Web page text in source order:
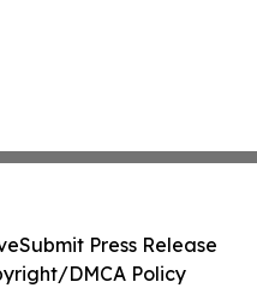
Submit Press Release
DMCA Policy